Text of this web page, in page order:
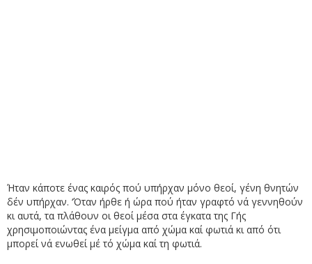
Ήταν κάποτε ένας καιρός πού υπήρχαν μόνο θεοί, γένη θνητών
δέν υπήρχαν. ‘Όταν ήρθε ή ώρα πού ήταν γραφτό νά γεννηθούν
κι αυτά, τα πλάθουν οι θεοί μέσα στα έγκατα της Γής
χρησιμοποιώντας ένα μείγμα από χώμα καί φωτιά κι από ότι
μπορεί νά ενωθεί μέ τό χώμα καί τη φωτιά.